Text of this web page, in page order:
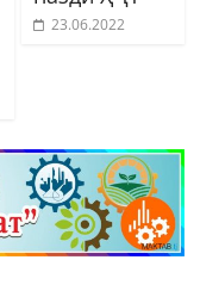
23.06.2022